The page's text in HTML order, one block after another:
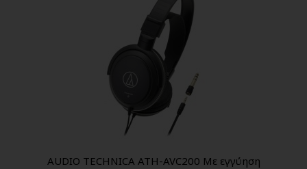
AUDIO TECHNICA ATH-AVC200 Με εγγύηση